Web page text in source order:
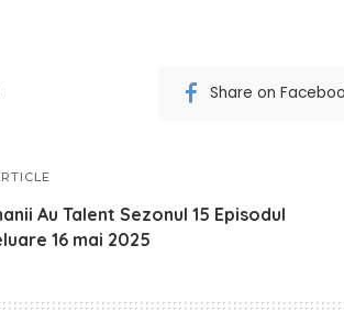
Share on
Au Talent Sezonul 15 Episodul
16 mai 2025